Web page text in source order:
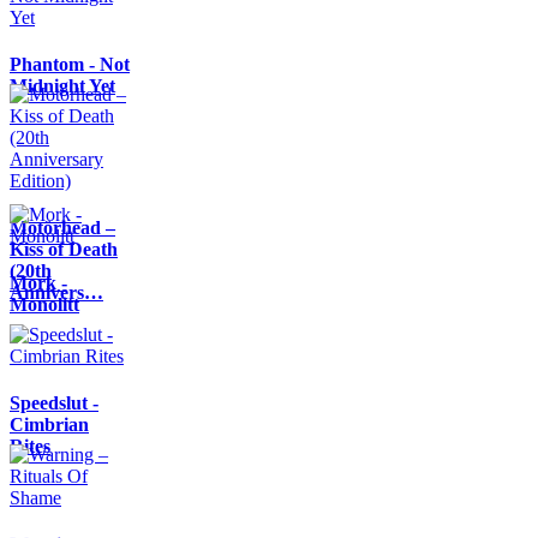
Phantom - Not
Midnight Yet
Motörhead –
Kiss of Death
(20th
Annivers…
Mork -
Monolitt
Speedslut -
Cimbrian
Rites